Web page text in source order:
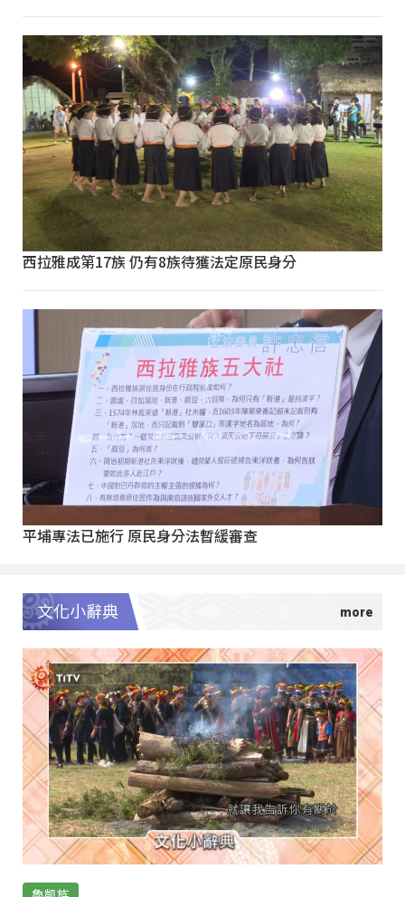
西拉雅成第17族 仍有8族待獲法定原民身分
平埔專法已施行 原民身分法暫緩審查
文化小辭典